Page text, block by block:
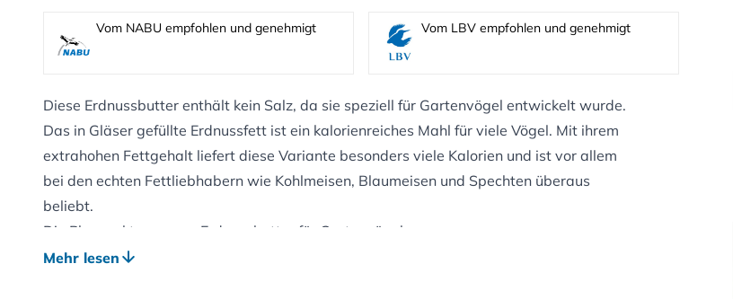
Vom NABU empfohlen und genehmigt Vom LBV empfohlen und genehmigt
Diese Erdnussbutter enthält kein Salz, da sie speziell für Gartenvögel entwickelt wurde.
Das in Gläser gefüllte Erdnussfett ist ein kalorienreiches Mahl für viele Vögel. Mit ihrem
extrahohen Fettgehalt liefert diese Variante besonders viele Kalorien und ist vor allem
bei den echten Fettliebhabern wie Kohlmeisen, Blaumeisen und Spechten überaus
beliebt.
Die Pluspunkte unserer Erdnussbutter für Gartenvögel:
• nahrhaft und kalorienreich
Mehr lesen